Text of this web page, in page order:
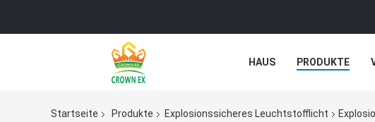
HAUS PRODUKTE
Startseite
Produkte Explosionssicheres Leuchtstofflicht